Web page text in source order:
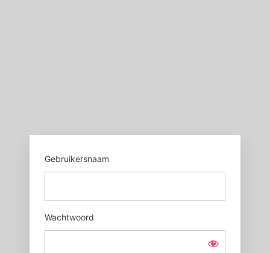
Gebruikersnaam
Wachtwoord